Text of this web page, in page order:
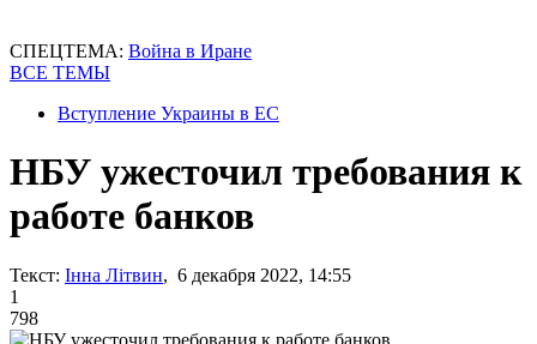
СПЕЦТЕМА: Война в Иране
ВСЕ ТЕМЫ
Вступление Украины в ЕС
НБУ ужесточил требования к
работе банков
Текст: Інна Літвин, 6 декабря 2022, 14:55
1
798